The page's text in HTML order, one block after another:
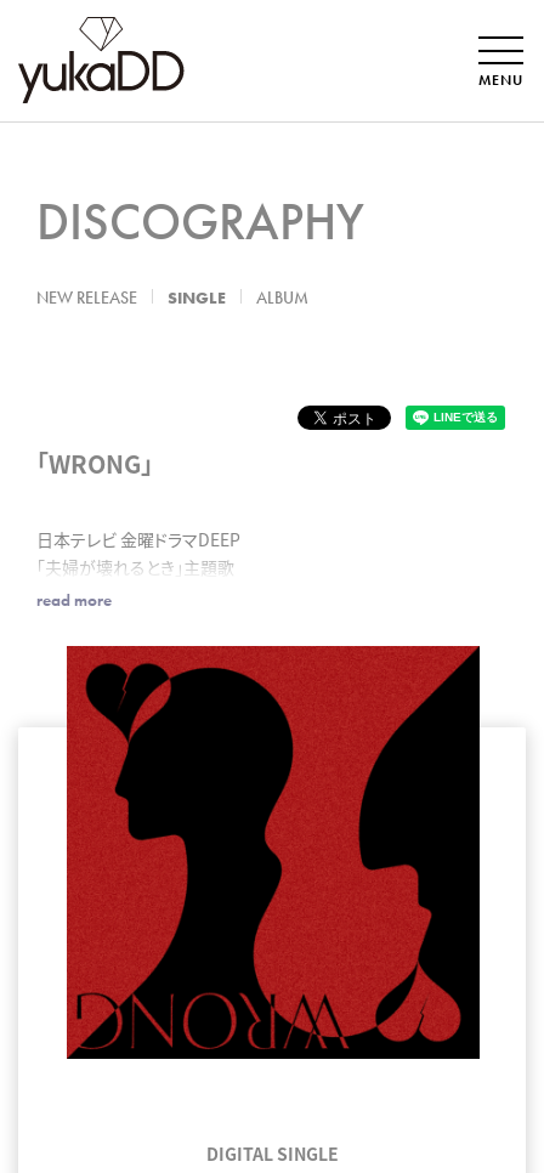
MENU
DISCOGRAPHY
NEW RELEASE SINGLE ALBUM
「WRONG」
日本テレビ 金曜ドラマDEEP
「夫婦が壊れるとき」主題歌
「WRONG」は、80sサウンドをモチーフとしたミディアムテンポの楽
一体、なにが二人の関係を壊してしまったのか なにが “まちがい”
だったのか。
人には言えない恋人へ向けた葛藤をうたっています。
read more
DIGITAL SINGLE